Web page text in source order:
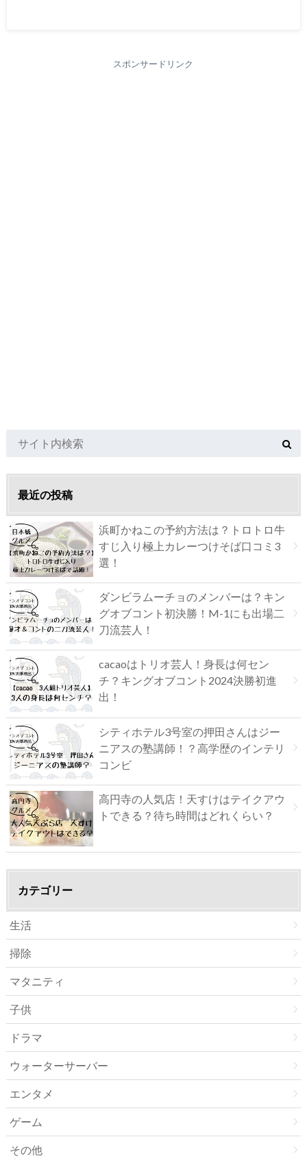
スポンサードリンク
最近の投稿
浜町かねこの予約方法は？トロトロ牛
すじ入り極上カレーつけそば口コミ3
選！
ダンビラムーチョのメンバーは？キン
グオブコント初決勝！M-1にも出場二
刀流芸人！
cacaoはトリオ芸人！身長は何セン
チ？キングオブコント2024決勝初進
出！
シティホテル3号室の押田さんはジー
ニアスの塾講師！？高学歴のインテリ
コンビ
高円寺の人気店！天すけはテイクアウ
トできる？待ち時間はどれくらい？
カテゴリー
生活
掃除
マタニティ
子供
ドラマ
ウォーターサーバー
エンタメ
ゲーム
その他